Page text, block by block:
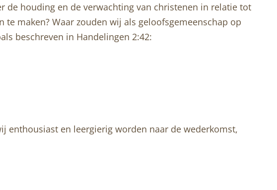
de houding en de verwachting van christenen in relatie tot
maken? Waar zouden wij als geloofsgemeenschap op
beschreven in Handelingen 2:42:
enthousiast en leergierig worden naar de wederkomst,